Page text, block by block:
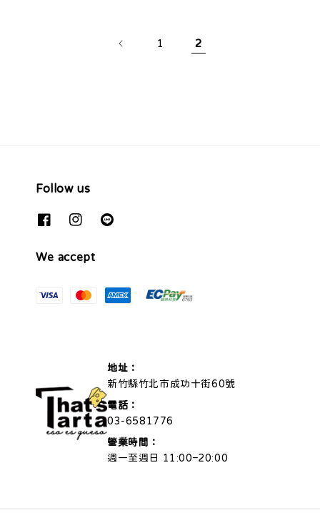
1 2
Follow us
We accept
地址：
新竹縣竹北市成功十街60號
電話：
03-6581776
營業時間：
週一至週日 11:00–20:00